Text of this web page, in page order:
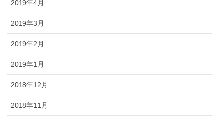
2019年4月
2019年3月
2019年2月
2019年1月
2018年12月
2018年11月